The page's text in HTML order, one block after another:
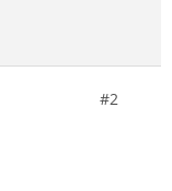
#2